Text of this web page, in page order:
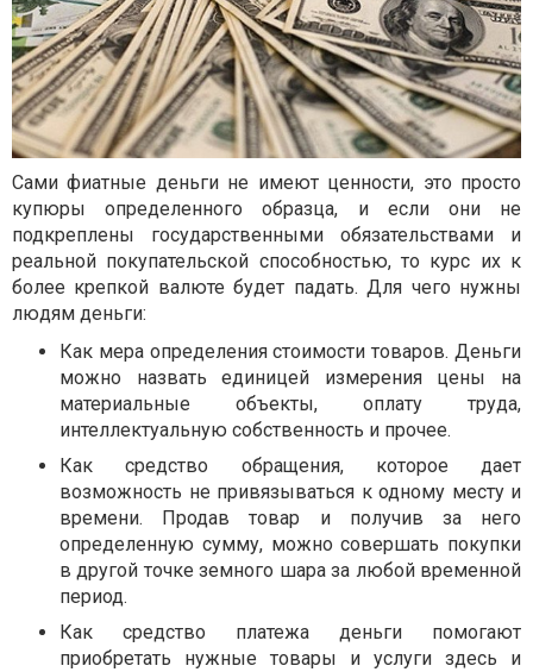
Сами фиатные деньги не имеют ценности, это просто
купюры определенного образца, и если они не
подкреплены государственными обязательствами и
реальной покупательской способностью, то курс их к
более крепкой валюте будет падать. Для чего нужны
людям деньги:
Как мера определения стоимости товаров. Деньги
можно назвать единицей измерения цены на
материальные объекты, оплату труда,
интеллектуальную собственность и прочее.
Как средство обращения, которое дает
возможность не привязываться к одному месту и
времени. Продав товар и получив за него
определенную сумму, можно совершать покупки
в другой точке земного шара за любой временной
период.
Как средство платежа деньги помогают
приобретать нужные товары и услуги здесь и